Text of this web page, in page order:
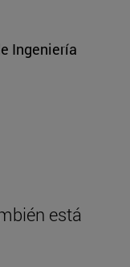
Ingeniería
está